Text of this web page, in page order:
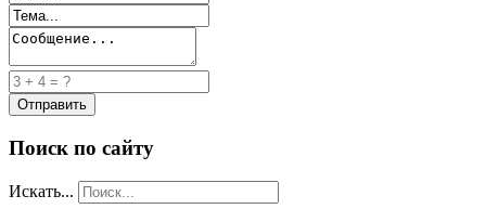
Поиск по сайту
Искать...